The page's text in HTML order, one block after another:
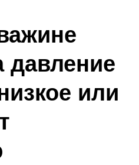
давление
или